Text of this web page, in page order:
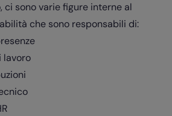
ci sono varie figure interne al
che sono responsabili di:
lavoro